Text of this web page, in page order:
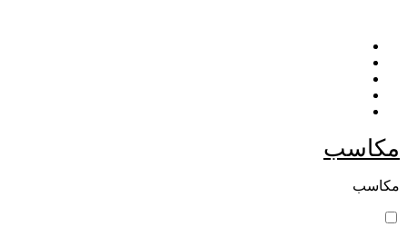
التجاوز
المحتوى
مكاسب
مكاسب